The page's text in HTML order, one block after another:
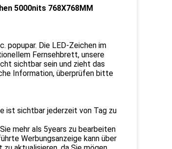
5000nits 768X768MM
popupar. Die LED-Zeichen im
Fernsehbrett, unsere
sichtbar sein und zieht das
Information, überprüfen bitte
ist sichtbar jederzeit von Tag zu
mehr als 5years zu bearbeiten
Werbungsanzeige kann über